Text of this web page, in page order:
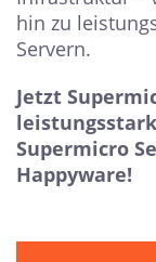
hin zu
Servern.
Jetzt
Supermicro
Happyware!